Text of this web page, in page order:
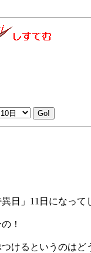
日」11日になって
！
けるというのはど